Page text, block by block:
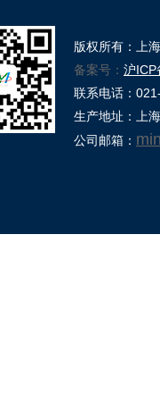
版权所有：上
备案号： 沪
联系电话：
生产地址：上
公司邮箱：